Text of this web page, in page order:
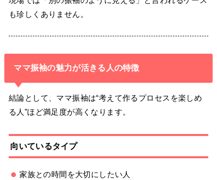
も珍しくありません。
ママ振袖の魅力が活きる人の特徴
結論として、ママ振袖は“考えて作るプロセスを楽しめ
る人”ほど満足度が高くなります。
向いているタイプ
家族との時間を大切にしたい人